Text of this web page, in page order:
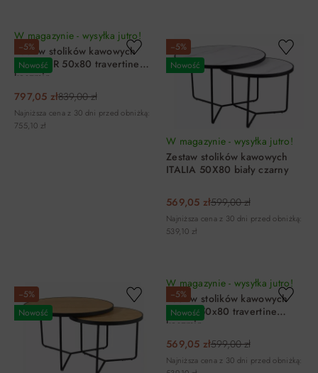
−5%
Nowość
W magazynie - wysyłka jutro!
Zestaw stolików kawowych
DEMETER 50x80 travertine
kaszmir
797,05 zł839,00 zł
Najniższa cena z 30 dni przed obniżką:
755,10 zł
−5%
Nowość
W magazynie - wysyłka jutro!
Zestaw stolików kawowych
ITALIA 50X80 biały czarny
569,05 zł599,00 zł
Najniższa cena z 30 dni przed obniżką:
539,10 zł
−5%
Nowość
−5%
Nowość
W magazynie - wysyłka jutro!
Zestaw stolików kawowych
ITALIA 50x80 travertine
kaszmir
569,05 zł599,00 zł
Najniższa cena z 30 dni przed obniżką: